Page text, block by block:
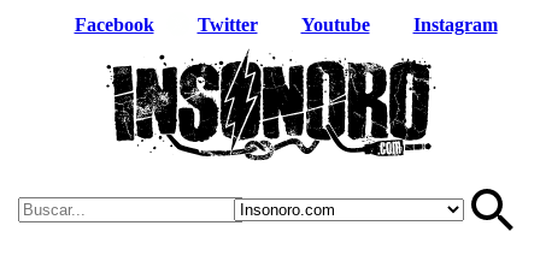
Facebook Twitter Youtube Instagram